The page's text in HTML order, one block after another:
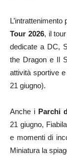
Tour 2026, il
dedicate a DC,
the Dragon e Il
attività sportive
21 giugno).
Anche i Parchi
21 giugno,
e momenti di
Miniatura la